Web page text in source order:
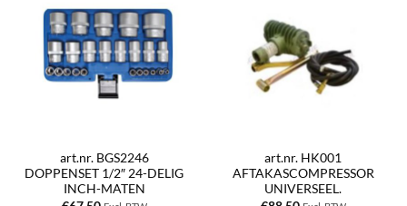
art.nr. BGS2246
DOPPENSET 1/2″ 24-DELIG
INCH-MATEN
art.nr. HK001
AFTAKASCOMPRESSOR
UNIVERSEEL.